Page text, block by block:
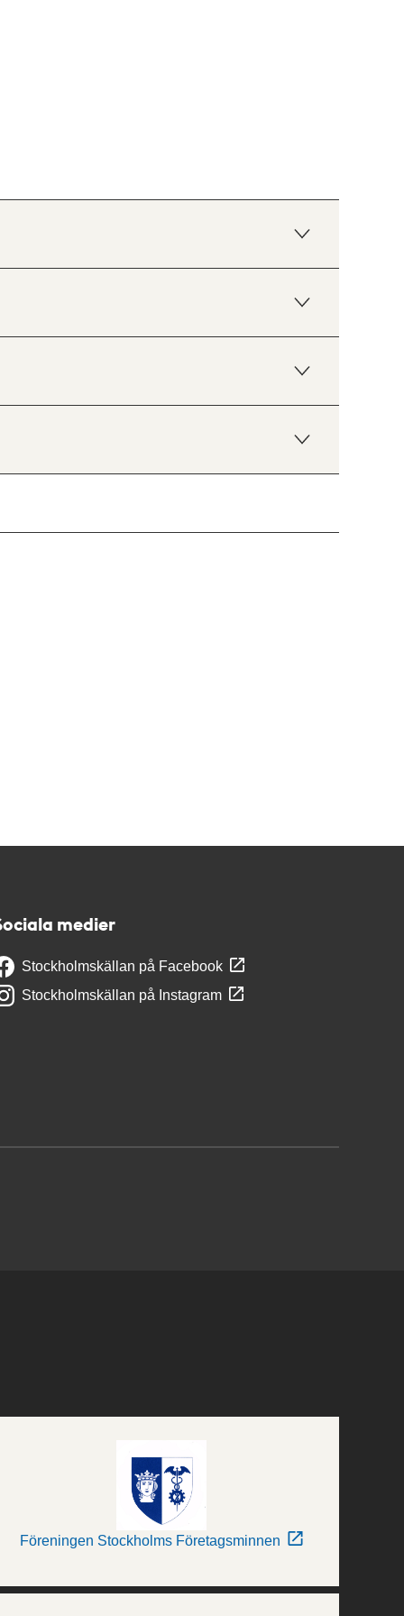
medier
Stockholmskällan på Facebook
Stockholmskällan på Instagram
Föreningen Stockholms Företagsminnen